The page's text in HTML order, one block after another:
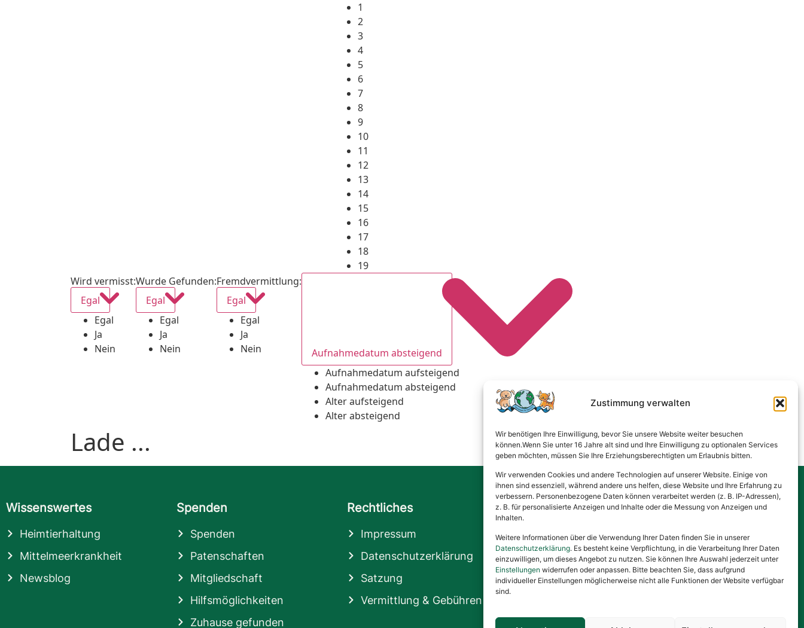
Zustimmung verwalten
Wir benötigen Ihre Einwilligung, bevor Sie unsere Website weiter besuchen
können.Wenn Sie unter 16 Jahre alt sind und Ihre Einwilligung zu optionalen Services
geben möchten, müssen Sie Ihre Erziehungsberechtigten um Erlaubnis bitten.
Wir verwenden Cookies und andere Technologien auf unserer Website. Einige von
ihnen sind essenziell, während andere uns helfen, diese Website und Ihre Erfahrung zu
verbessern. Personenbezogene Daten können verarbeitet werden (z. B. IP-Adressen),
z. B. für personalisierte Anzeigen und Inhalte oder die Messung von Anzeigen und
Inhalten.
Weitere Informationen über die Verwendung Ihrer Daten finden Sie in unserer
Datenschutzerklärung. Es besteht keine Verpflichtung, in die Verarbeitung Ihrer Daten
einzuwilligen, um dieses Angebot zu nutzen. Sie können Ihre Auswahl jederzeit unter
Einstellungen widerrufen oder anpassen. Bitte beachten Sie, dass aufgrund
individueller Einstellungen möglicherweise nicht alle Funktionen der Website verfügbar
sind.
1
2
3
4
5
6
7
8
9
10
11
12
13
14
15
16
17
18
19
Wird vermisst:
Egal
Egal
Ja
Nein
Wurde Gefunden:
Egal
Egal
Ja
Nein
Fremdvermittlung:
Egal
Egal
Ja
Nein
Aufnahmedatum absteigend
Aufnahmedatum aufsteigend
Aufnahmedatum absteigend
Alter aufsteigend
Alter absteigend
Lade ...
Wissenswertes
Heimtierhaltung
Mittelmeerkrankheit
Newsblog
Spenden
Spenden
Patenschaften
Mitgliedschaft
Hilfsmöglichkeiten
Zuhause gefunden
Rechtliches
Impressum
Datenschutzerklärung
Satzung
Vermittlung & Gebühren
Gesponsert von